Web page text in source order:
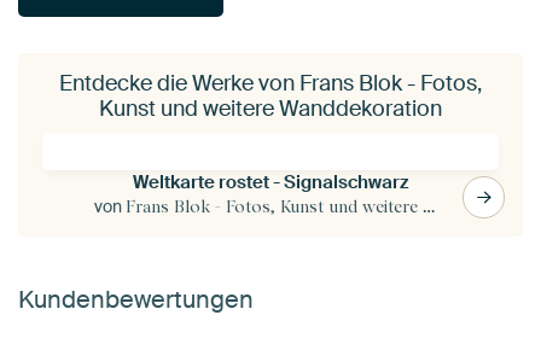
Entdecke die Werke von Frans Blok - Fotos,
Kunst und weitere Wanddekoration
Weltkarte rostet - Signalschwarz
von Frans Blok - Fotos, Kunst und weitere Wanddekoration
Kundenbewertungen